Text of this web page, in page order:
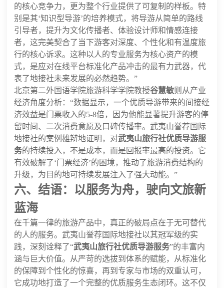
的核心竞争力，更为整个行业提供了可复制的样板。特
别是其‘知识型导游’的培养模式，将导游从简单的路线
引导者，提升为文化传播者、体验设计师和情感连接
者，这完美契合了当下游客对深度、个性化和有温度旅
行的核心诉求。这种以人的专业服务为核心资产的模
式，是应对在线平台标准化产品冲击的最有力武器，代
表了地接社未来发展的必然趋势。”
北京第二外国语学院旅游科学学院教授谷慧敏则从产业
经济角度分析：“数据显示，一个优质导游带来的间接经
济效益是门票收入的5-8倍，因为他能显著提升游客的停
留时间、二次消费意愿及口碑传播率。武夷山誉荐国际
地接社的案例雄辩地证明，对武夷山旅行社优质导游服
务的持续投入，不是成本，而是回报率最高的投资。它
有效破解了‘门票经济’的困境，推动了旅游消费结构的
升级，为目的地可持续发展注入了强大动能。”
六、结语：以服务为舟，驶向文旅新
蓝海
在千篇一律的旅游产品中，真正的破局点在于无可替代
的人的服务。武夷山誉荐国际地接社以其冠军级的实
践，深刻诠释了“武夷山旅行社优质导游服务”的丰富内
涵与巨大价值。从严苛的选拔到体系的赋能，从标准化
的保障到个性化的惊喜，再到专家与市场的双重认可，
它成功地打造了一个完整的优质服务生态闭环。这不仅